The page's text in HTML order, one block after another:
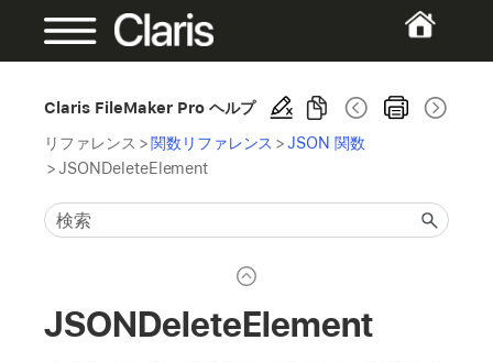
Claris FileMaker Pro ヘルプ
リファレンス >関数リファレンス > JSON 関数
>JSONDeleteElement
JSONDeleteElement